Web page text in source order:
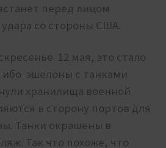
перед лицом
со стороны США.
12 мая, это стало
эшелоны с танками
хранилища военной
в сторону портов для
Танки окрашены в
Так что похоже, что